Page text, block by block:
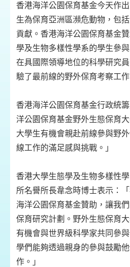
香港海洋公園保育基金今天作
生為保育亞洲區瀕危動物，包
貢獻。香港海洋公園保育基金
學及生物多樣性學系的學生參
在具國際領導地位的科學研究
驗了最前線的野外保育考察工作
香港海洋公園保育基金行政統
洋公園保育基金野外生態保育
大學生有機會親赴前線參與野
線工作的滿足感與挑戰。」
香港大學生態學及生物多樣性
所名譽所長韋念時博士表示：
海洋公園保育基金贊助，讓我
保育研究計劃。野外生態保育
有機會與世界級科學家共同參
學們能夠透過親身的參與鼓勵
作。」